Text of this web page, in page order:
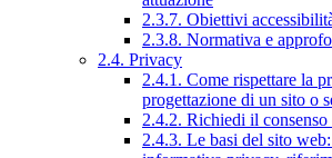
2.3.7. Obiettivi
2.3.8. Normativa e
2.4. Privacy
2.4.1. Come rispettare la
progettazione di un sito o
2.4.2. Richiedi il consenso
2.4.3. Le basi del sito